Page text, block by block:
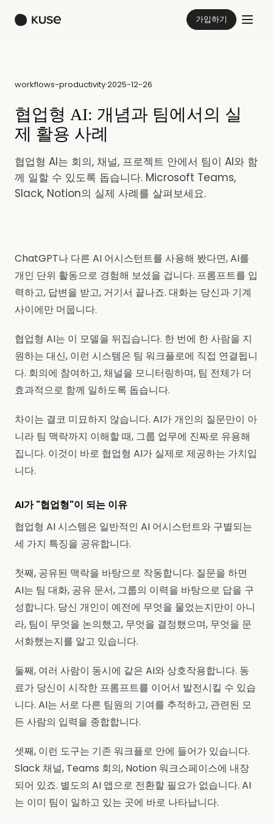
가입하기
workflows-productivity·2025-12-26
협업형 AI: 개념과 팀에서의 실
제 활용 사례
협업형 AI는 회의, 채널, 프로젝트 안에서 팀이 AI와 함
께 일할 수 있도록 돕습니다. Microsoft Teams,
Slack, Notion의 실제 사례를 살펴보세요.
ChatGPT나 다른 AI 어시스턴트를 사용해 봤다면, AI를
개인 단위 활동으로 경험해 보셨을 겁니다. 프롬프트를 입
력하고, 답변을 받고, 거기서 끝나죠. 대화는 당신과 기계
사이에만 머뭅니다.
협업형 AI는 이 모델을 뒤집습니다. 한 번에 한 사람을 지
원하는 대신, 이런 시스템은 팀 워크플로에 직접 연결됩니
다. 회의에 참여하고, 채널을 모니터링하며, 팀 전체가 더
효과적으로 함께 일하도록 돕습니다.
차이는 결코 미묘하지 않습니다. AI가 개인의 질문만이 아
니라 팀 맥락까지 이해할 때, 그룹 업무에 진짜로 유용해
집니다. 이것이 바로 협업형 AI가 실제로 제공하는 가치입
니다.
AI가 "협업형"이 되는 이유
협업형 AI 시스템은 일반적인 AI 어시스턴트와 구별되는
세 가지 특징을 공유합니다.
첫째, 공유된 맥락을 바탕으로 작동합니다. 질문을 하면
AI는 팀 대화, 공유 문서, 그룹의 이력을 바탕으로 답을 구
성합니다. 당신 개인이 예전에 무엇을 물었는지만이 아니
라, 팀이 무엇을 논의했고, 무엇을 결정했으며, 무엇을 문
서화했는지를 알고 있습니다.
둘째, 여러 사람이 동시에 같은 AI와 상호작용합니다. 동
료가 당신이 시작한 프롬프트를 이어서 발전시킬 수 있습
니다. AI는 서로 다른 팀원의 기여를 추적하고, 관련된 모
든 사람의 입력을 종합합니다.
셋째, 이런 도구는 기존 워크플로 안에 들어가 있습니다.
Slack 채널, Teams 회의, Notion 워크스페이스에 내장
되어 있죠. 별도의 AI 앱으로 전환할 필요가 없습니다. AI
는 이미 팀이 일하고 있는 곳에 바로 나타납니다.